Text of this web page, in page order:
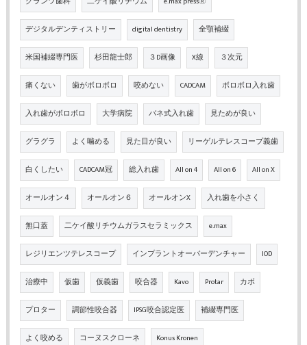
デジタルデンティストリー digital dentistry 全顎補綴
米国補綴専門医 杉田龍士郎 ３D画像 X線 ３次元
痛くない 歯がボロボロ 咬めない CADCAM ボロボロ入れ歯
入れ歯がボロボロ 大学病院 バネ式入れ歯 見ためが良い
グラグラ よく噛める 見た目が良い リーゲルテレスコープ義歯
白くしたい CADCAM冠 総入れ歯 All on 4 All on 6 All on X
オールオン４ オールオン６ オールオンX 入れ歯を小さく
無口蓋 二ケイ酸リチウムガラスセラミックス e.max
レジリエンツテレスコープ インプラントオーバーデンチャー IOD
治療中 仮歯 仮義歯 咬合器 Kavo Protar カボ
プロター 調節性咬合器 IPSG咬合認定医 補綴専門医
よく咬める コーヌスクローネ Konus Kronen